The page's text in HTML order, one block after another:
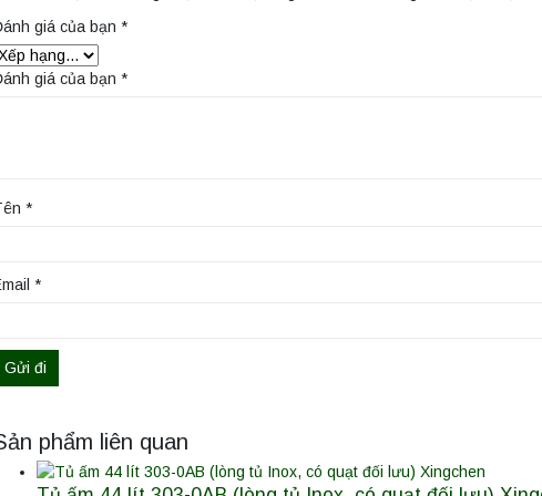
giá của bạn*
giá của bạn*
*
*
phẩm liên quan